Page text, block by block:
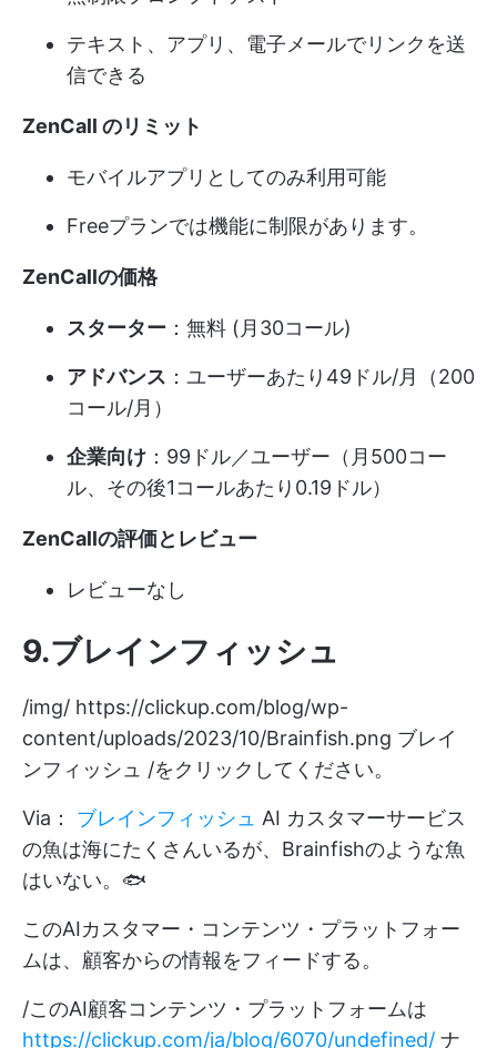
テキスト、アプリ、電子メールでリンクを送
信できる
ZenCall のリミット
モバイルアプリとしてのみ利用可能
Freeプランでは機能に制限があります。
ZenCallの価格
スターター ：無料 (月30コール)
アドバンス ：ユーザーあたり49ドル/月（200
コール/月）
企業向け ：99ドル／ユーザー（月500コー
ル、その後1コールあたり0.19ドル）
ZenCallの評価とレビュー
レビューなし
9.ブレインフィッシュ
/img/ https://clickup.com/blog/wp-
content/uploads/2023/10/Brainfish.png ブレイ
ンフィッシュ /をクリックしてください。
Via： ブレインフィッシュ AI カスタマーサービス
の魚は海にたくさんいるが、Brainfishのような魚
はいない。🐟
このAIカスタマー・コンテンツ・プラットフォー
ムは、顧客からの情報をフィードする。
/このAI顧客コンテンツ・プラットフォームは
https://clickup.com/ja/blog/6070/undefined/ ナ